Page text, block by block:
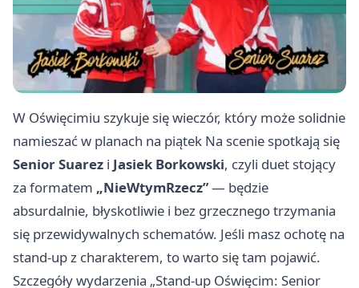
W Oświęcimiu szykuje się wieczór, który może solidnie
namieszać w planach na piątek Na scenie spotkają się
Senior Suarez i Jasiek Borkowski, czyli duet stojący
za formatem „NieWtymRzecz”— będzie
absurdalnie, błyskotliwie i bez grzecznego trzymania
się przewidywalnych schematów. Jeśli masz ochotę na
stand-up z charakterem, to warto się tam pojawić.
Szczegóły wydarzenia „Stand-up Oświęcim: Senior